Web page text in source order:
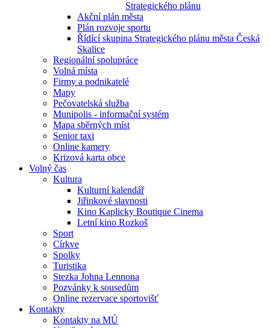
Strategického plánu
Akční plán města
Plán rozvoje sportu
Řídící skupina Strategického plánu města Česká
Skalice
Regionální spolupráce
Volná místa
Firmy a podnikatelé
Mapy
Pečovatelská služba
Munipolis - informační systém
Mapa sběrných míst
Senior taxi
Online kamery
Krizová karta obce
Volný čas
Kultura
Kulturní kalendář
Jiřinkové slavnosti
Kino Kaplicky Boutique Cinema
Letní kino Rozkoš
Sport
Církve
Spolky
Turistika
Stezka Johna Lennona
Pozvánky k sousedům
Online rezervace sportovišť
Kontakty
Kontakty na MÚ